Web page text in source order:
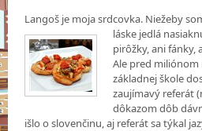
Langoš je moja srdcovka. Niežeby
láske jedlá
pirôžky, ani fánky,
Ale pred
základnej škole
zaujímavý referát
dôkazom dôb
išlo o slovenčinu, aj referát sa týkal